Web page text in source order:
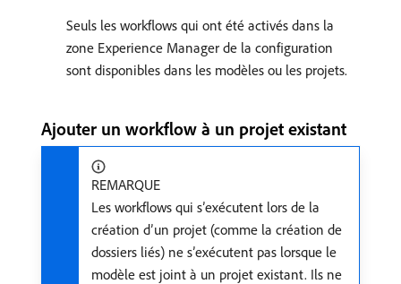
Seuls les workflows qui ont été activés dans la
zone Experience Manager de la configuration
sont disponibles dans les modèles ou les projets.
Ajouter un workflow à un projet existant
REMARQUE
Les workflows qui s’exécutent lors de la
création d’un projet (comme la création de
dossiers liés) ne s’exécutent pas lorsque le
modèle est joint à un projet existant. Ils ne